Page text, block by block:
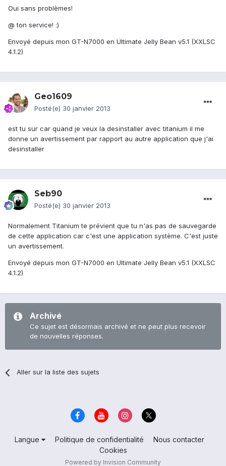
Oui sans problèmes!
@ ton service! :)
Envoyé depuis mon GT-N7000 en Ultimate Jelly Bean v5.1 (XXLSC
4.1.2)
Geo1609
Posté(e) 30 janvier 2013
est tu sur car quand je veux la desinstaller avec titanium il me
donne un avertissement par rapport au autre application que j'ai
desinstaller
Seb90
Posté(e) 30 janvier 2013
Normalement Titanium te prévient que tu n'as pas de sauvegarde
de cette application car c'est une application système. C'est juste
un avertissement.
Envoyé depuis mon GT-N7000 en Ultimate Jelly Bean v5.1 (XXLSC
4.1.2)
Archivé
Ce sujet est désormais archivé et ne peut plus recevoir
de nouvelles réponses.
Aller sur la liste des sujets
Langue Politique de confidentialité
Nous contacter
Cookies
Powered by Invision Community